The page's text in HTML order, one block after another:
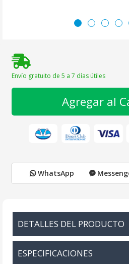
Envío gratuito de 5 a 7 días útiles
Agregar al
WhatsApp
DETALLES DEL PRODUCTO
ESPECIFICACIONES